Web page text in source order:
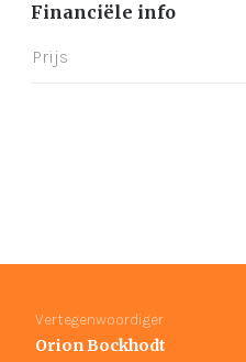
Financiële info
Prijs
Vertegenwoordiger
Orion Bockhodt